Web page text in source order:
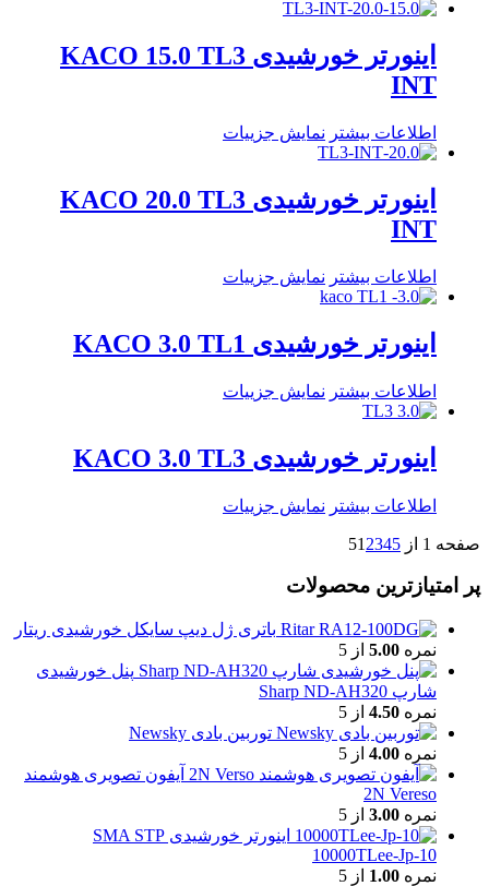
اینورتر خورشیدی KACO 15.0 TL3
INT
اطلاعات بیشتر نمایش جزییات
اینورتر خورشیدی KACO 20.0 TL3
INT
اطلاعات بیشتر نمایش جزییات
اینورتر خورشیدی KACO 3.0 TL1
اطلاعات بیشتر نمایش جزییات
اینورتر خورشیدی KACO 3.0 TL3
اطلاعات بیشتر نمایش جزییات
صفحه 1 از 5 1 2345
پر امتیازترین محصولات
باتری ژل دیپ سایکل خورشیدی ریتار
نمره 5.00 از 5
پنل خورشیدی
شارپ Sharp ND-AH320
نمره 4.50 از 5
توربین بادی Newsky
نمره 4.00 از 5
آیفون تصویری هوشمند
2N Vereso
نمره 3.00 از 5
اینورتر خورشیدی SMA STP
10000TLee-Jp-10
نمره 1.00 از 5